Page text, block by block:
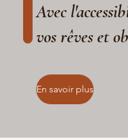
Avec
vos rêves et
En savoir plus